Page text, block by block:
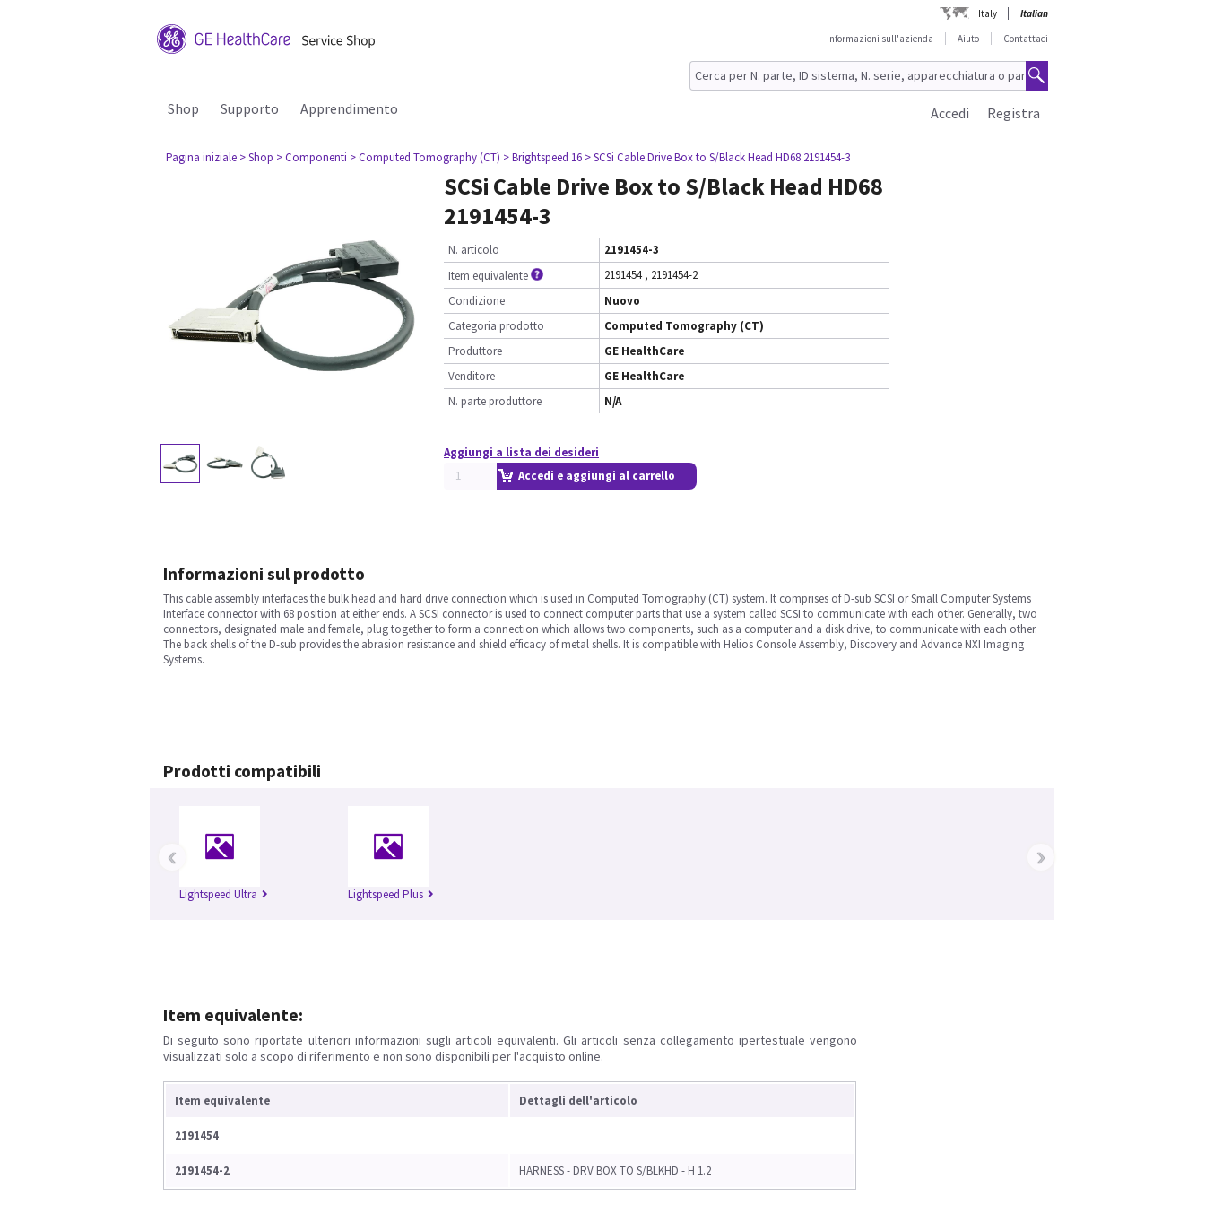
Italy
Italian
Informazioni sull'azienda
Aiuto Contattaci
Shop Supporto Apprendimento Registra
Accedi
Pagina iniziale > Shop > Componenti > Computed Tomography (CT) > Brightspeed 16 > SCSi Cable Drive Box to S/Black Head HD68 2191454-3
SCSi Cable Drive Box to S/Black Head HD68
2191454-3
N. articolo
2191454-3
Item equivalente
2191454 , 2191454-2
Condizione
Nuovo
Categoria prodotto
Computed Tomography (CT)
Produttore
GE HealthCare
Venditore
GE HealthCare
N. parte produttore
N/A
Aggiungi a lista dei desideri
Accedi e aggiungi al carrello
Informazioni sul prodotto
This cable assembly interfaces the bulk head and hard drive connection which is used in Computed Tomography (CT) system. It comprises of D-sub SCSI or Small Computer Systems
Interface connector with 68 position at either ends. A SCSI connector is used to connect computer parts that use a system called SCSI to communicate with each other. Generally, two
connectors, designated male and female, plug together to form a connection which allows two components, such as a computer and a disk drive, to communicate with each other.
The back shells of the D-sub provides the abrasion resistance and shield efficacy of metal shells. It is compatible with Helios Console Assembly, Discovery and Advance NXI Imaging
Systems.
Prodotti compatibili
Lightspeed Ultra Lightspeed Plus
‹ ›
Item equivalente:
Di seguito sono riportate ulteriori informazioni sugli articoli equivalenti. Gli articoli senza collegamento ipertestuale vengono
visualizzati solo a scopo di riferimento e non sono disponibili per l'acquisto online.
Item equivalente Dettagli dell'articolo
2191454
2191454-2 HARNESS - DRV BOX TO S/BLKHD - H 1.2